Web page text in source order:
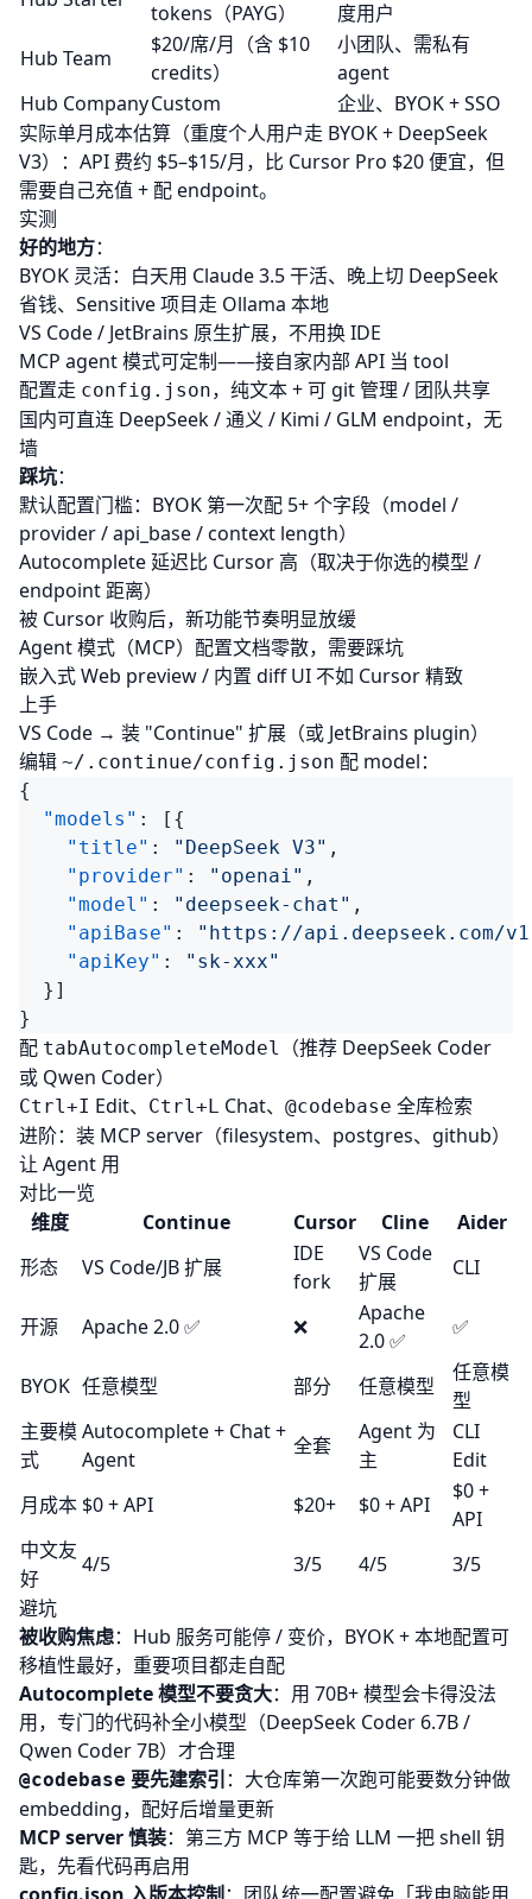
tokens（PAYG）
度用户
Hub Team
$20/席/月（含 $10
credits）
小团队、需私有
agent
Hub CompanyCustom
企业、BYOK + SSO
实际单月成本估算（重度个人用户走 BYOK + DeepSeek
V3）：API 费约 $5–$15/月，比 Cursor Pro $20 便宜，但
需要自己充值 + 配 endpoint。
实测
好的地方：
BYOK 灵活：白天用 Claude 3.5 干活、晚上切 DeepSeek
省钱、Sensitive 项目走 Ollama 本地
VS Code / JetBrains 原生扩展，不用换 IDE
MCP agent 模式可定制——接自家内部 API 当 tool
配置走 config.json，纯文本 + 可 git 管理 / 团队共享
国内可直连 DeepSeek / 通义 / Kimi / GLM endpoint，无
墙
踩坑：
默认配置门槛：BYOK 第一次配 5+ 个字段（model /
provider / api_base / context length）
Autocomplete 延迟比 Cursor 高（取决于你选的模型 /
endpoint 距离）
被 Cursor 收购后，新功能节奏明显放缓
Agent 模式（MCP）配置文档零散，需要踩坑
嵌入式 Web preview / 内置 diff UI 不如 Cursor 精致
上手
VS Code → 装 "Continue" 扩展（或 JetBrains plugin）
编辑 ~/.continue/config.json 配 model：
  "models"
    "title"
: "DeepSeek V3"
    "provider"
: "openai"
    "model"
: "deepseek-chat"
    "apiBase"
:
"https://api.deepseek.com/
    "apiKey"
:
配 tabAutocompleteModel
（推荐 DeepSeek Coder
或 Qwen Coder）
Ctrl+I Edit、 Ctrl+L Chat、 @codebase 全库检索
进阶：装 MCP server（filesystem、postgres、github）
让 Agent 用
对比一览
维度
Continue Cursor Cline
Aider
形态
VS Code/JB 扩展
IDE
fork
VS Code
扩展
CLI
开源 Apache 2.0 ✅ ❌
Apache
2.0 ✅
✅
BYOK 任意模型 部分 任意模型
任意模
型
主要模
式
Autocomplete + Chat +
Agent
全套
Agent 为
主
CLI
Edit
月成本 $0 + API $20+ $0 + API
$0 +
API
中文友
好
4/5 3/5 4/5
3/5
避坑
被收购焦虑：Hub 服务可能停 / 变价，BYOK + 本地配置可
移植性最好，重要项目都走自配
Autocomplete 模型不要贪大：用 70B+ 模型会卡得没法
用，专门的代码补全小模型（DeepSeek Coder 6.7B /
Qwen Coder 7B）才合理
@codebase 要先建索引 ：大仓库第一次跑可能要数分钟做
embedding，配好后增量更新
MCP server 慎装：第三方 MCP 等于给 LLM 一把 shell 钥
匙，先看代码再启用